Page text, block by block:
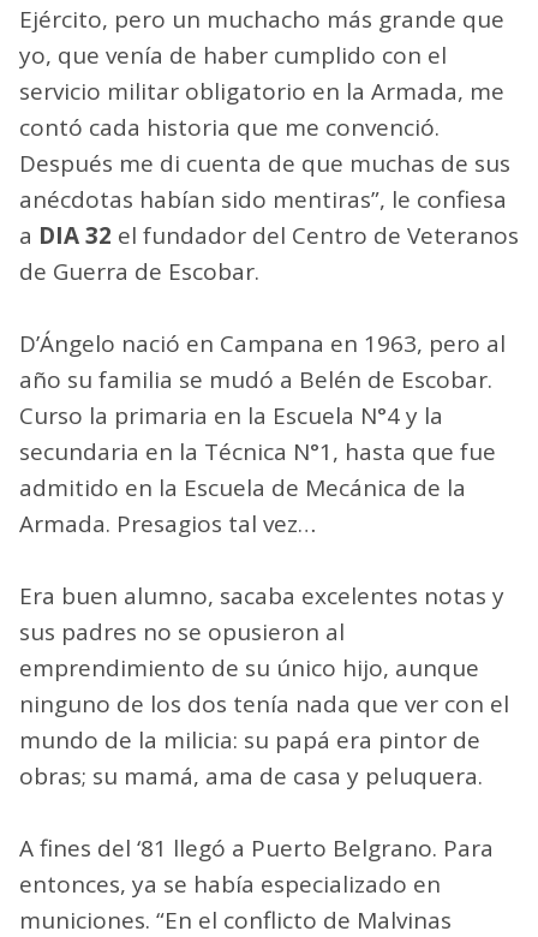
Ejército, pero un muchacho más grande que
yo, que venía de haber cumplido con el
servicio militar obligatorio en la Armada, me
contó cada historia que me convenció.
Después me di cuenta de que muchas de sus
anécdotas habían sido mentiras”, le confiesa
a DIA 32 el fundador del Centro de Veteranos
de Guerra de Escobar.
D’Ángelo nació en Campana en 1963, pero al
año su familia se mudó a Belén de Escobar.
Curso la primaria en la Escuela N°4 y la
secundaria en la Técnica N°1, hasta que fue
admitido en la Escuela de Mecánica de la
Armada. Presagios tal vez…
Era buen alumno, sacaba excelentes notas y
sus padres no se opusieron al
emprendimiento de su único hijo, aunque
ninguno de los dos tenía nada que ver con el
mundo de la milicia: su papá era pintor de
obras; su mamá, ama de casa y peluquera.
A fines del ‘81 llegó a Puerto Belgrano. Para
entonces, ya se había especializado en
municiones. “En el conflicto de Malvinas